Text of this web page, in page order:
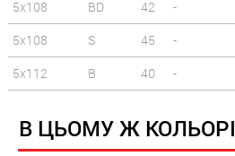
5x108
BD 42 -
5x108
S 45 -
5x112
B 40 -
В ЦЬОМУ Ж КОЛЬОРІ